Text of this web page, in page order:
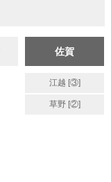
佐賀
江越 [③]
草野 [②]